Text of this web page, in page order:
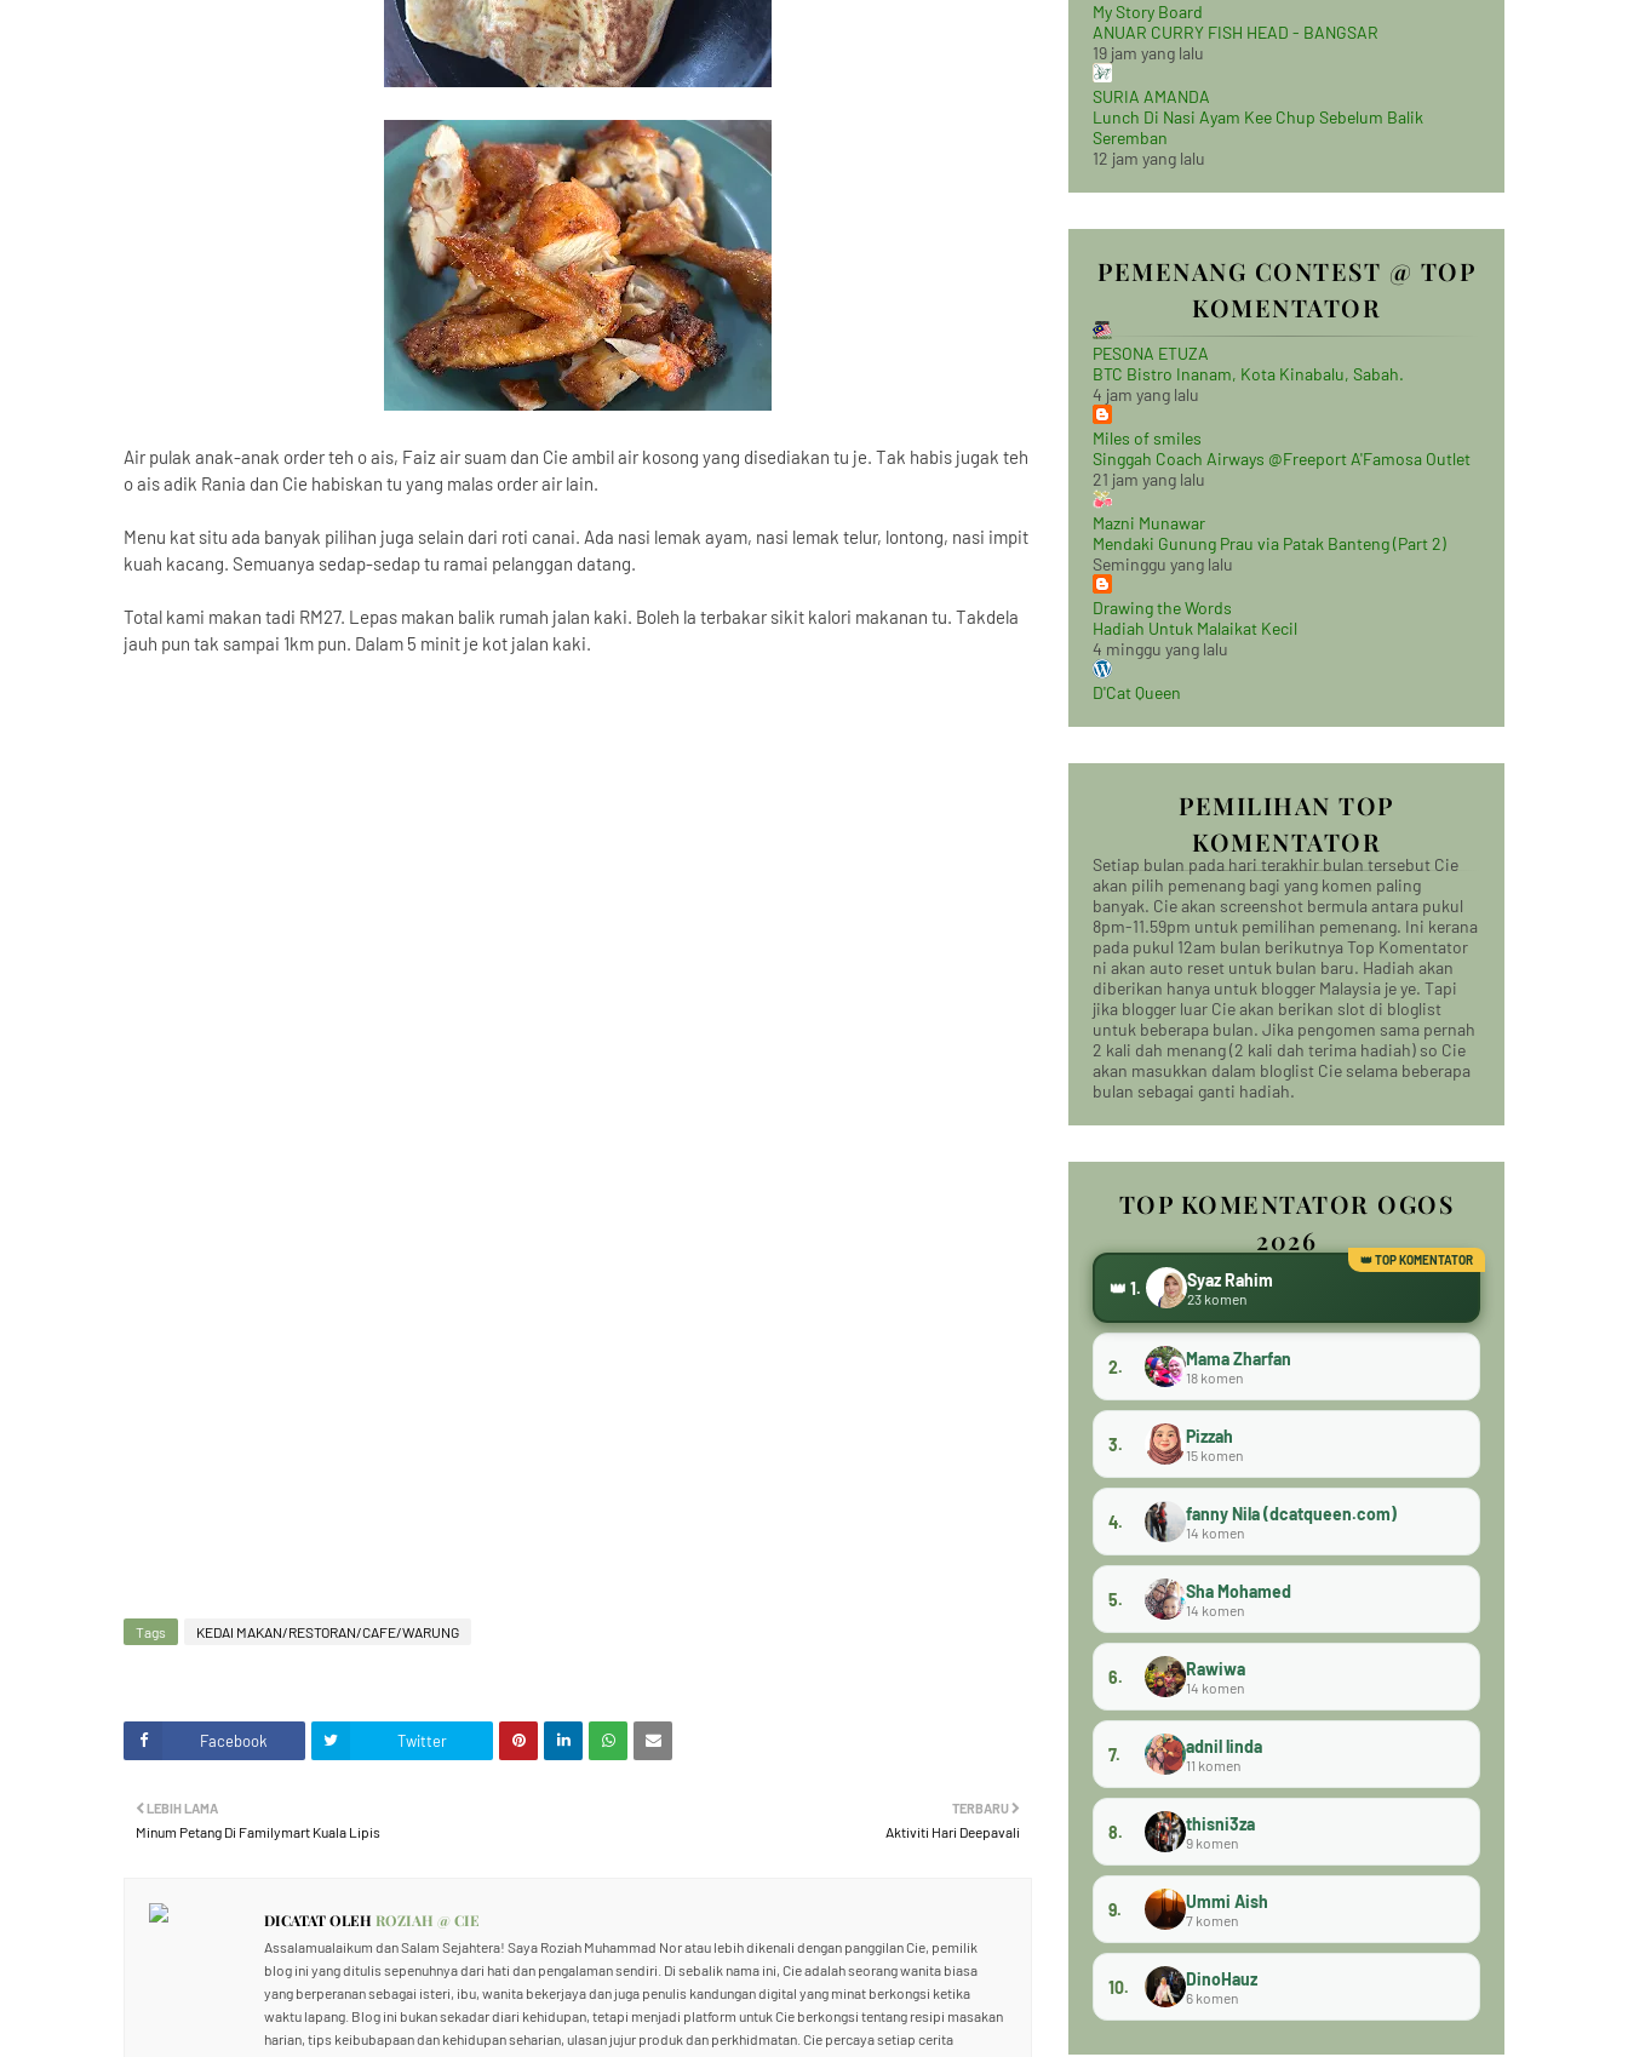
Air pulak anak-anak order teh o ais, Faiz air suam dan Cie ambil air kosong yang disediakan tu je. Tak habis jugak teh
o ais adik Rania dan Cie habiskan tu yang malas order air lain.
Menu kat situ ada banyak pilihan juga selain dari roti canai. Ada nasi lemak ayam, nasi lemak telur, lontong, nasi impit
kuah kacang. Semuanya sedap-sedap tu ramai pelanggan datang.
Total kami makan tadi RM27. Lepas makan balik rumah jalan kaki. Boleh la terbakar sikit kalori makanan tu. Takdela
jauh pun tak sampai 1km pun. Dalam 5 minit je kot jalan kaki.
Tags KEDAI MAKAN/RESTORAN/CAFE/WARUNG
Facebook Twitter
TERBARU
Aktiviti Hari Deepavali
LEBIH LAMA
Minum Petang Di Familymart Kuala Lipis
DICATAT OLEH ROZIAH @ CIE
Assalamualaikum dan Salam Sejahtera! Saya Roziah Muhammad Nor atau lebih dikenali dengan panggilan Cie, pemilik
blog ini yang ditulis sepenuhnya dari hati dan pengalaman sendiri. Di sebalik nama ini, Cie adalah seorang wanita biasa
yang berperanan sebagai isteri, ibu, wanita bekerjaya dan juga penulis kandungan digital yang minat berkongsi ketika
waktu lapang. Blog ini bukan sekadar diari kehidupan, tetapi menjadi platform untuk Cie berkongsi tentang resipi masakan
harian, tips keibubapaan dan kehidupan seharian, ulasan jujur produk dan perkhidmatan. Cie percaya setiap cerita
My Story Board
ANUAR CURRY FISH HEAD - BANGSAR
19 jam yang lalu
SURIA AMANDA
Lunch Di Nasi Ayam Kee Chup Sebelum Balik
Seremban
12 jam yang lalu
PEMENANG CONTEST @ TOP
KOMENTATOR
PESONA ETUZA
BTC Bistro Inanam, Kota Kinabalu, Sabah.
4 jam yang lalu
Miles of smiles
Singgah Coach Airways @Freeport A'Famosa Outlet
21 jam yang lalu
Mazni Munawar
Mendaki Gunung Prau via Patak Banteng (Part 2)
Seminggu yang lalu
Drawing the Words
Hadiah Untuk Malaikat Kecil
4 minggu yang lalu
D'Cat Queen
PEMILIHAN TOP
KOMENTATOR
Setiap bulan pada hari terakhir bulan tersebut Cie
akan pilih pemenang bagi yang komen paling
banyak. Cie akan screenshot bermula antara pukul
8pm-11.59pm untuk pemilihan pemenang. Ini kerana
pada pukul 12am bulan berikutnya Top Komentator
ni akan auto reset untuk bulan baru. Hadiah akan
diberikan hanya untuk blogger Malaysia je ye. Tapi
jika blogger luar Cie akan berikan slot di bloglist
untuk beberapa bulan. Jika pengomen sama pernah
2 kali dah menang (2 kali dah terima hadiah) so Cie
akan masukkan dalam bloglist Cie selama beberapa
bulan sebagai ganti hadiah.
TOP KOMENTATOR OGOS
2026
👑 1. Syaz Rahim
23 komen
2. Mama Zharfan
18 komen
3. Pizzah
15 komen
4. fanny Nila (dcatqueen.com)
14 komen
5. Sha Mohamed
14 komen
6. Rawiwa
14 komen
7. adnil linda
11 komen
8. thisni3za
9 komen
9. Ummi Aish
7 komen
10. DinoHauz
6 komen